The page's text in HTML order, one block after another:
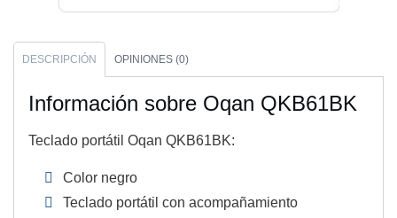
DESCRIPCIÓN OPINIONES (0)
Información sobre Oqan QKB61BK
Teclado portátil Oqan QKB61BK:
Color negro
Teclado portátil con acompañamiento